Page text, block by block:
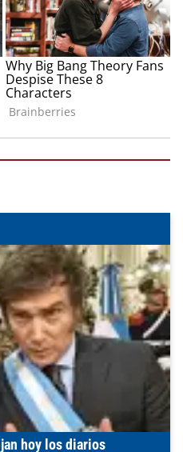
hoy los diarios